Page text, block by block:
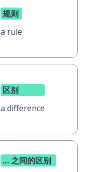
规则
a rule
区别
a difference
… 之间的区别